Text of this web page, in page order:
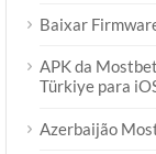
Baixar
APK da
Türkiye para
Azerbaijão